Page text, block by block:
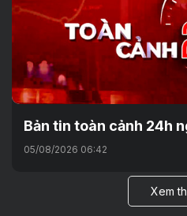
Bản tin toàn cảnh 24h
05/08/2026 06:42
Xem